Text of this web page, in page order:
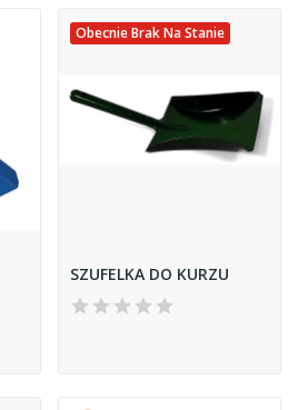
Obecnie Brak Na Stanie
SZUFELKA DO KURZU